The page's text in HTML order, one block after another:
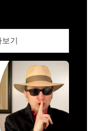
기